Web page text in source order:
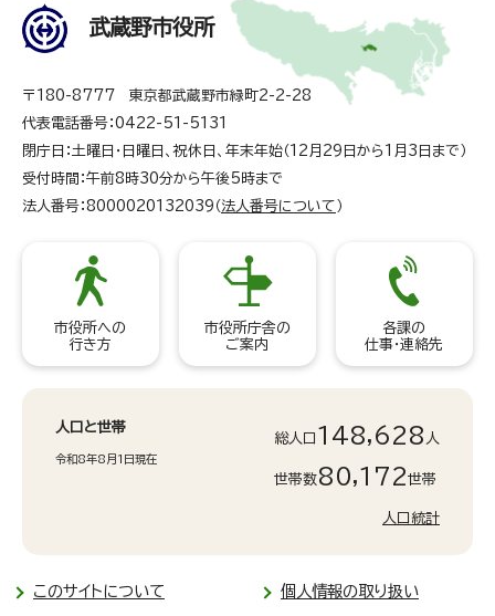
武蔵野市役所
〒180-8777 東京都武蔵野市緑町2-2-28
代表電話番号：0422-51-5131
閉庁日：土曜日・日曜日、祝休日、年末年始（12月29日から1月3日まで）
受付時間：午前8時30分から午後5時まで
法人番号：8000020132039（ 法人番号について ）
市役所への
行き方
市役所庁舎の
ご案内
各課の
仕事・連絡先
人口と世帯
令和8年8月1日現在
総人口 148,628 人
世帯数80,172世帯
人口統計
このサイトについて 個人情報の取り扱い